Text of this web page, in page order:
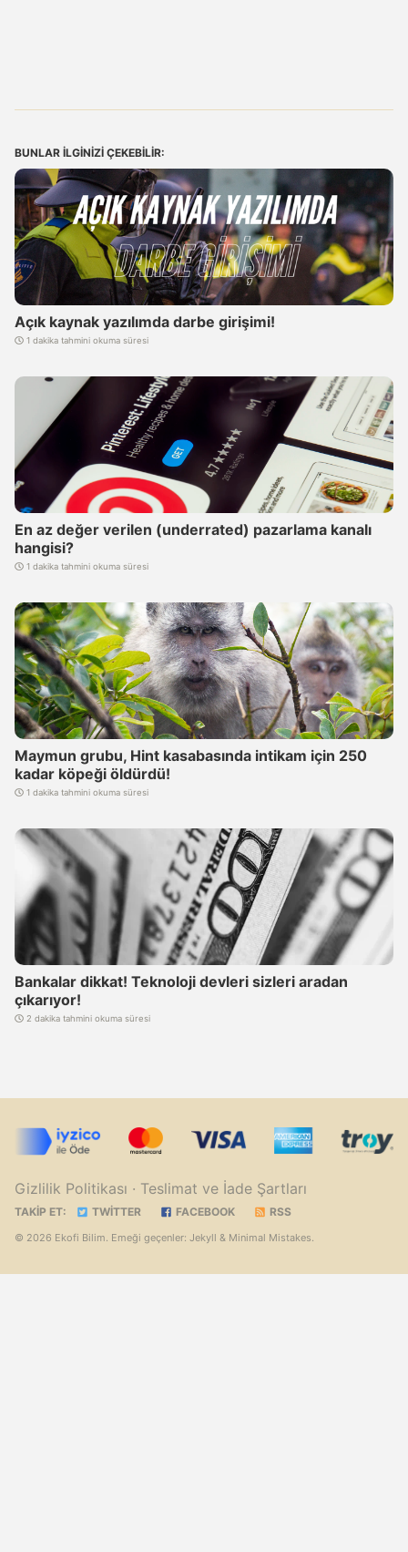
BUNLAR ILGINIZI ÇEKEBILIR:
Açık kaynak yazılımda darbe girişimi!
1 dakika tahmini okuma süresi
En az değer verilen (underrated) pazarlama kanalı
hangisi?
1 dakika tahmini okuma süresi
Maymun grubu, Hint kasabasında intikam için 250
kadar köpeği öldürdü!
1 dakika tahmini okuma süresi
Bankalar dikkat! Teknoloji devleri sizleri aradan
çıkarıyor!
2 dakika tahmini okuma süresi
Gizlilik Politikası · Teslimat ve İade Şartları
TAKIP ET: TWITTER FACEBOOK RSS
© 2026 Ekofi Bilim. Emeği geçenler: Jekyll & Minimal Mistakes.
Artık Substack'tayız. Yeni haberler için abone olmayı